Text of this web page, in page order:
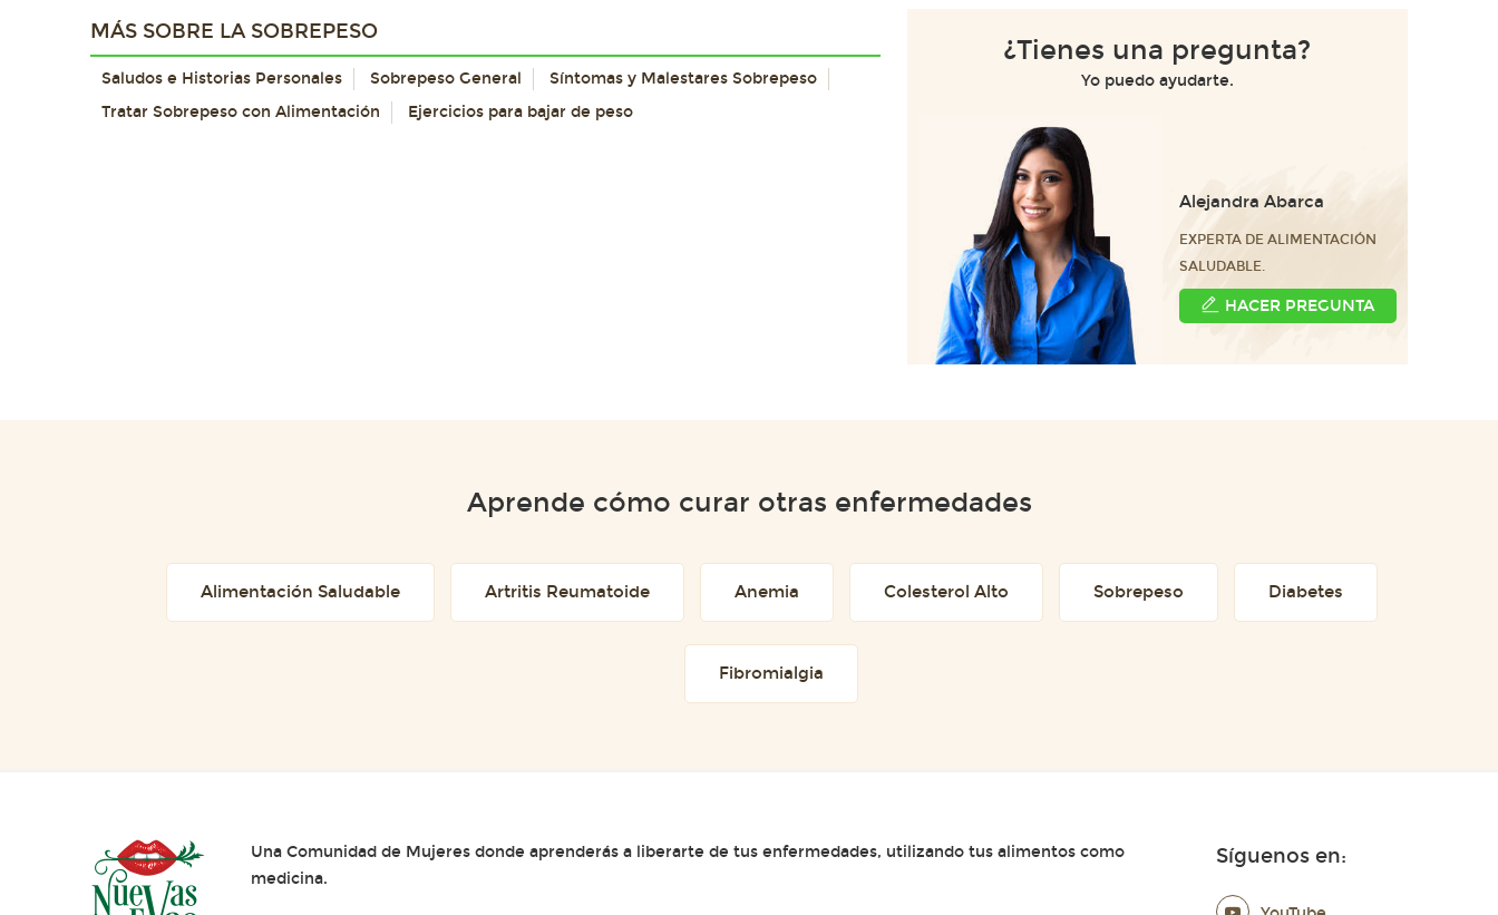
MÁS SOBRE LA SOBREPESO
Saludos e Historias Personales Sobrepeso General
Síntomas y Malestares Sobrepeso
Tratar Sobrepeso con Alimentación
Ejercicios para bajar de peso
¿Tienes una pregunta?
Yo puedo ayudarte.
Alejandra Abarca
EXPERTA DE ALIMENTACIÓN
SALUDABLE.
HACER PREGUNTA
Aprende cómo curar otras enfermedades
Alimentación Saludable Artritis Reumatoide Anemia Colesterol Alto Sobrepeso Diabetes
Fibromialgia
Una Comunidad de Mujeres donde aprenderás a liberarte de tus enfermedades, utilizando tus alimentos como
medicina.
Síguenos en: